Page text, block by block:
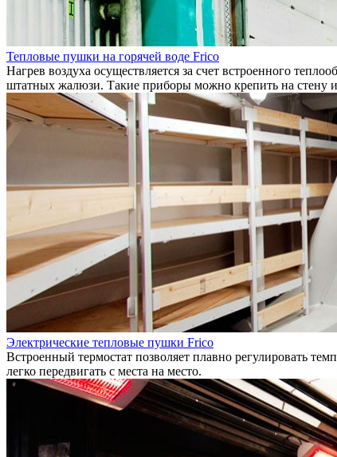
Тепловые пушки на горячей воде Frico
Нагрев воздуха осуществляется за счет встроенного
штатных жалюзи. Такие приборы можно крепить на стену
Электрические тепловые пушки Frico
Встроенный термостат позволяет плавно регулировать
легко передвигать с места на место.